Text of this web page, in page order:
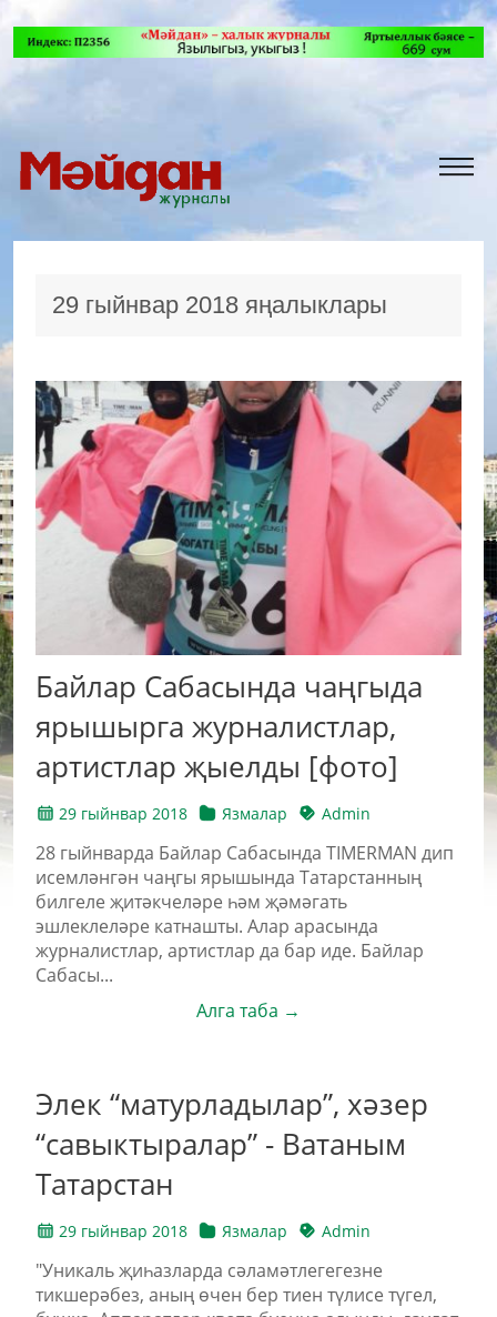
29 гыйнвар 2018 яңалыклары
Байлар Сабасында чаңгыда
ярышырга журналистлар,
артистлар җыелды [фото]
29 гыйнвар 2018 Язмалар Admin
28 гыйнварда Байлар Сабасында TIMERMAN дип
исемләнгән чаңгы ярышында Татарстанның
билгеле җитәкчеләре һәм җәмәгать
эшлеклеләре катнашты. Алар арасында
журналистлар, артистлар да бар иде. Байлар
Сабасы...
Алга таба →
Элек “матурладылар”, хәзер
“савыктыралар” - Ватаным
Татарстан
29 гыйнвар 2018 Язмалар Admin
"Уникаль җиһазларда сәламәтлегегезне
тикшерәбез, аның өчен бер тиен түлисе түгел,